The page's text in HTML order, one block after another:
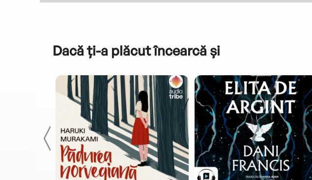
Dacă ți-a plăcut încearcă și